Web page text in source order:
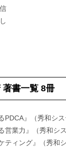
著書一覧 8冊
PDCA』（秀和シス
営業力』（秀和シ
ティング』（秀和